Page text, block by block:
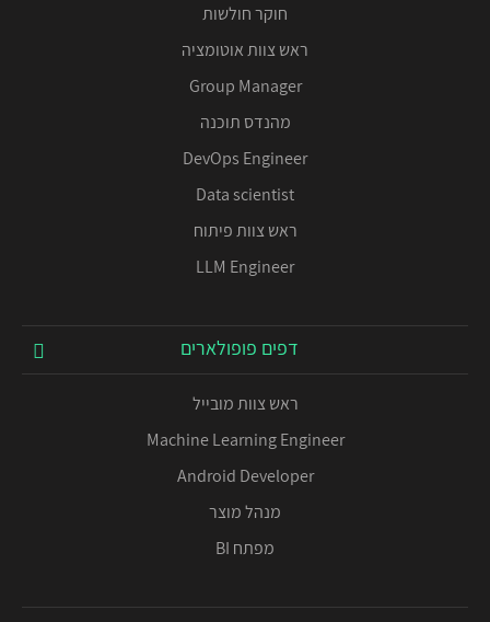
חוקר חולשות
ראש צוות אוטומציה
Group Manager
מהנדס תוכנה
DevOps Engineer
Data scientist
ראש צוות פיתוח
LLM Engineer
דפים פופולארים
ראש צוות מובייל
Machine Learning Engineer
Android Developer
מנהל מוצר
מפתח BI